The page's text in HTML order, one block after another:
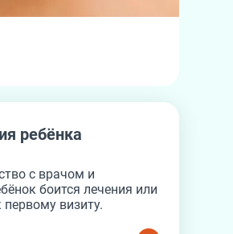
ребёнка
с врачом и
боится лечения или
первому визиту.